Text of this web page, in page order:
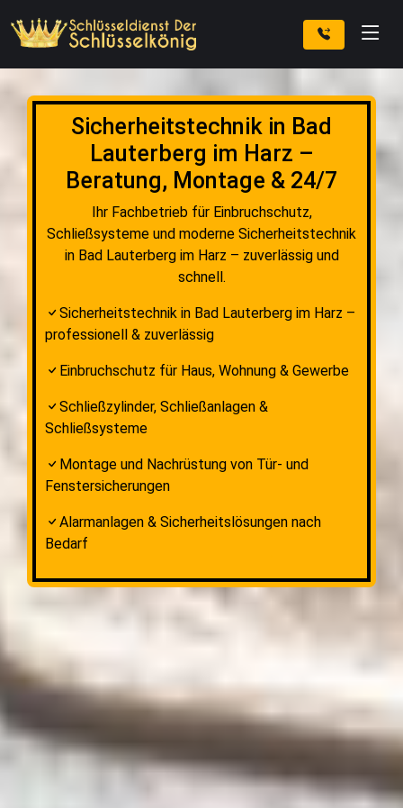
Sicherheitstechnik in Bad
Lauterberg im Harz –
Beratung, Montage & 24/7
Ihr Fachbetrieb für Einbruchschutz,
Schließsysteme und moderne Sicherheitstechnik
in Bad Lauterberg im Harz – zuverlässig und
schnell.
Sicherheitstechnik in Bad Lauterberg im Harz –
professionell & zuverlässig
Einbruchschutz für Haus, Wohnung & Gewerbe
Schließzylinder, Schließanlagen &
Schließsysteme
Montage und Nachrüstung von Tür- und
Fenstersicherungen
Alarmanlagen & Sicherheitslösungen nach
Bedarf